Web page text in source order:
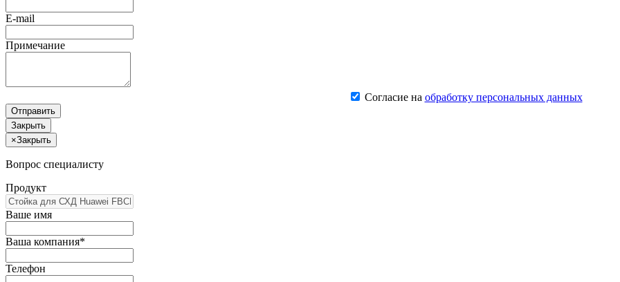
E-mail
Примечание
Согласие на обработку персональных данных
Отправить
Закрыть
×Закрыть
Вопрос специалисту
Продукт
Ваше имя
Ваша компания*
Телефон